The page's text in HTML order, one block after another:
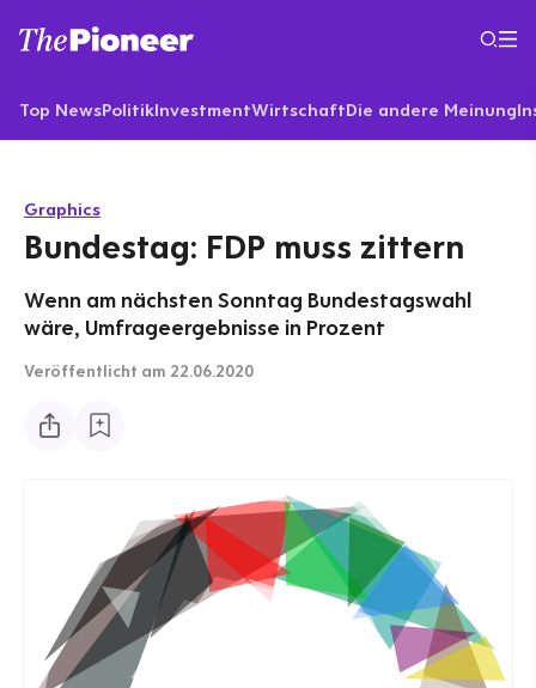
Top NewsPolitikInvestmentWirtschaftDie andere Meinung
Graphics
Bundestag: FDP muss zittern
Wenn am nächsten Sonntag Bundestagswahl
wäre, Umfrageergebnisse in Prozent
Veröffentlicht am 22.06.2020